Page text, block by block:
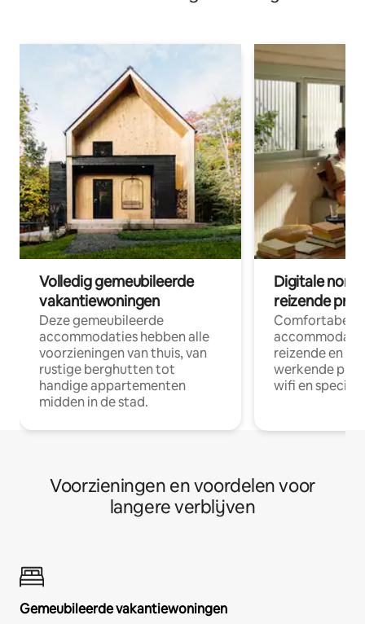
Volledig gemeubileerde
vakantiewoningen
Deze gemeubileerde
accommodaties hebben alle
voorzieningen van thuis, van
rustige berghutten tot
handige appartementen
midden in de stad.
Digitale
reizende
Comfortabele
reizende en
werkende
wifi en
Voorzieningen en voordelen voor
langere verblijven
Gemeubileerde vakantiewoningen